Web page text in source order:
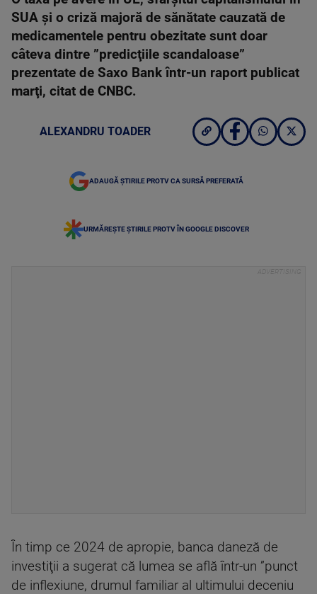
SUA şi o criză majoră de sănătate cauzată de
medicamentele pentru obezitate sunt doar
câteva dintre ”predicţiile scandaloase”
prezentate de Saxo Bank într-un raport publicat
marţi, citat de CNBC.
ALEXANDRU TOADER
ADAUGĂ ȘTIRILE PROTV CA SURSĂ PREFERATĂ
URMĂREȘTE ȘTIRILE PROTV ÎN GOOGLE DISCOVER
În timp ce 2024 de apropie, banca daneză de
investiţii a sugerat că lumea se află într-un ”punct
de inflexiune, drumul familiar al ultimului deceniu